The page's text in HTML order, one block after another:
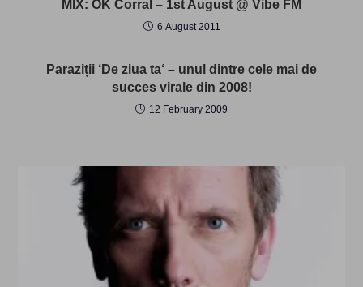
MIX: OK Corral – 1st August @ Vibe FM
6 August 2011
Paraziții ‘De ziua ta‘ – unul dintre cele mai de
succes virale din 2008!
12 February 2009